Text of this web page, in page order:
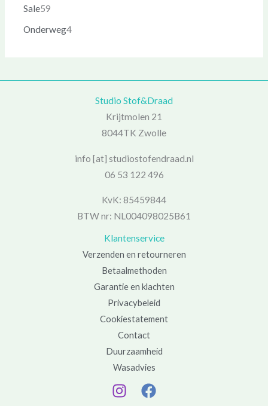
Sale59
Onderweg4
Studio Stof&Draad
Krijtmolen 21
8044TK Zwolle
info [at] studiostofendraad.nl
06 53 122 496
KvK: 85459844
BTW nr: NL004098025B61
Klantenservice
Verzenden en retourneren
Betaalmethoden
Garantie en klachten
Privacybeleid
Cookiestatement
Contact
Duurzaamheid
Wasadvies